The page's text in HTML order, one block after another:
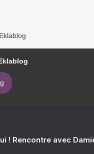
! Rencontre avec